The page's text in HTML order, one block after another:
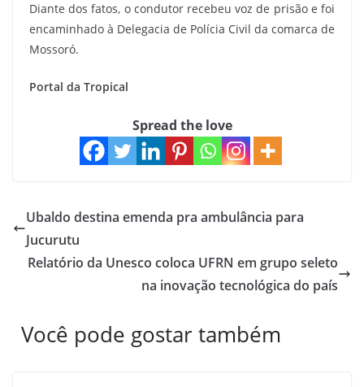
Diante dos fatos, o condutor recebeu voz de prisão e foi
encaminhado à Delegacia de Polícia Civil da comarca de
Mossoró.
Portal da Tropical
Spread the love
Ubaldo destina emenda pra ambulância para
Jucurutu
Relatório da Unesco coloca UFRN em grupo seleto
na inovação tecnológica do país
Você pode gostar também